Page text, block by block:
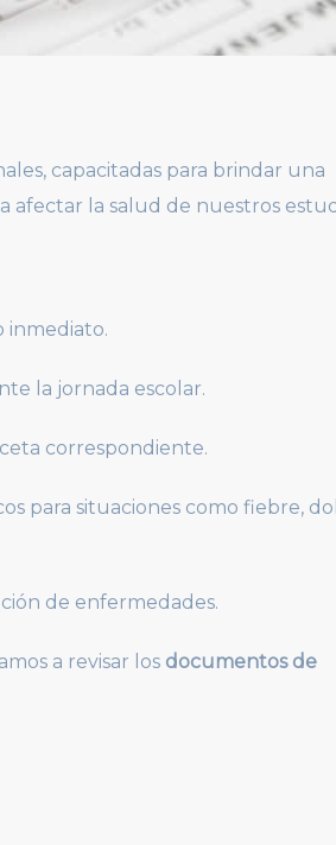
capacitadas para brindar una
la salud de nuestros
inmediato.
la jornada escolar.
correspondiente.
para situaciones como fiebre,
de enfermedades.
a revisar los documentos de